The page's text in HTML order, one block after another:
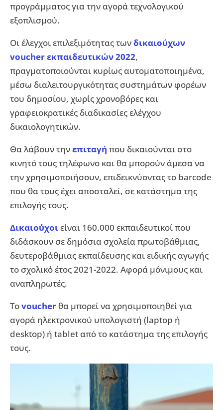
προγράμματος για την αγορά τεχνολογικού
εξοπλισμού.
Οι έλεγχοι επιλεξιμότητας τωνδικαιούχων
voucher εκπαιδευτικών 2022,
πραγματοποιούνται κυρίως αυτοματοποιημένα,
μέσω διαλειτουργικότητας συστημάτων φορέων
του δημοσίου, χωρίς χρονοβόρες και
γραφειοκρατικές διαδικασίες ελέγχου
δικαιολογητικών.
Θα λάβουν τηνεπιταγή που δικαιούνται στο
κινητό τους τηλέφωνο και θα μπορούν άμεσα να
την χρησιμοποιήσουν, επιδεικνύοντας το barcode
που θα τους έχει αποσταλεί, σε κατάστημα της
επιλογής τους.
Δικαιούχοιείναι 160.000 εκπαιδευτικοί που
διδάσκουν σε δημόσια σχολεία πρωτοβάθμιας,
δευτεροβάθμιας εκπαίδευσης και ειδικής αγωγής
το σχολικό έτος 2021-2022. Αφορά μόνιμους και
αναπληρωτές.
Τοvoucher θα μπορεί να χρησιμοποιηθεί για
αγορά ηλεκτρονικού υπολογιστή (laptop ή
desktop) ή tablet από το κατάστημα της επιλογής
τους.